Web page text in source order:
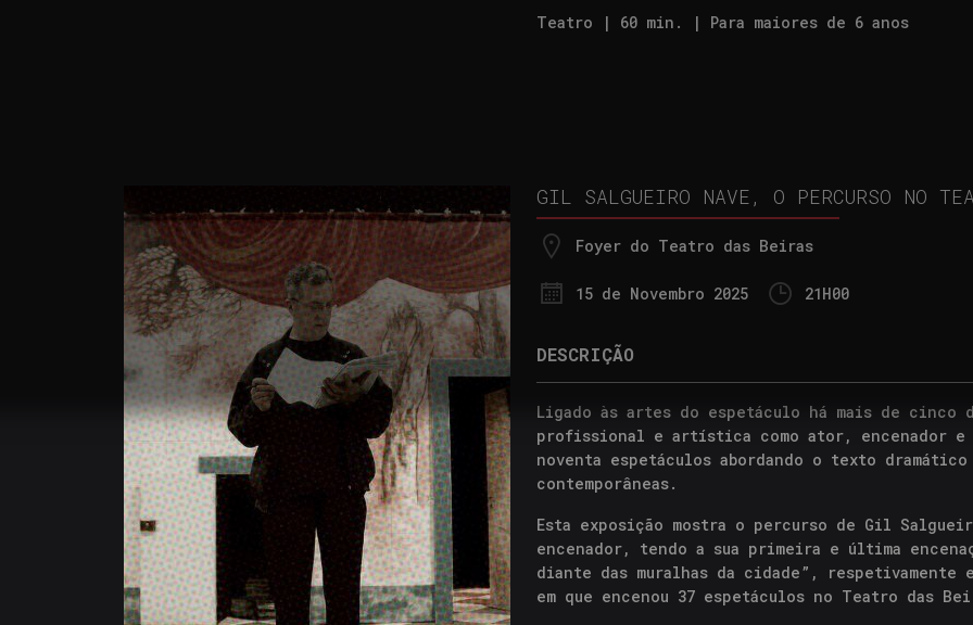
Teatro | 60 min. | Para maiores de 6 anos
GIL SALGUEIRO NAVE, O PERCURSO NO
Foyer do Teatro das Beiras
15 de Novembro 2025 21H00
DESCRIÇÃO
Ligado às artes do espetáculo há mais de cinco
profissional e artística como ator, encenador e
noventa espetáculos abordando o texto
contemporâneas.
Esta exposição mostra o percurso de Gil
encenador, tendo a sua primeira e última
diante das muralhas da cidade”, respetivamente
em que encenou 37 espetáculos no Teatro das